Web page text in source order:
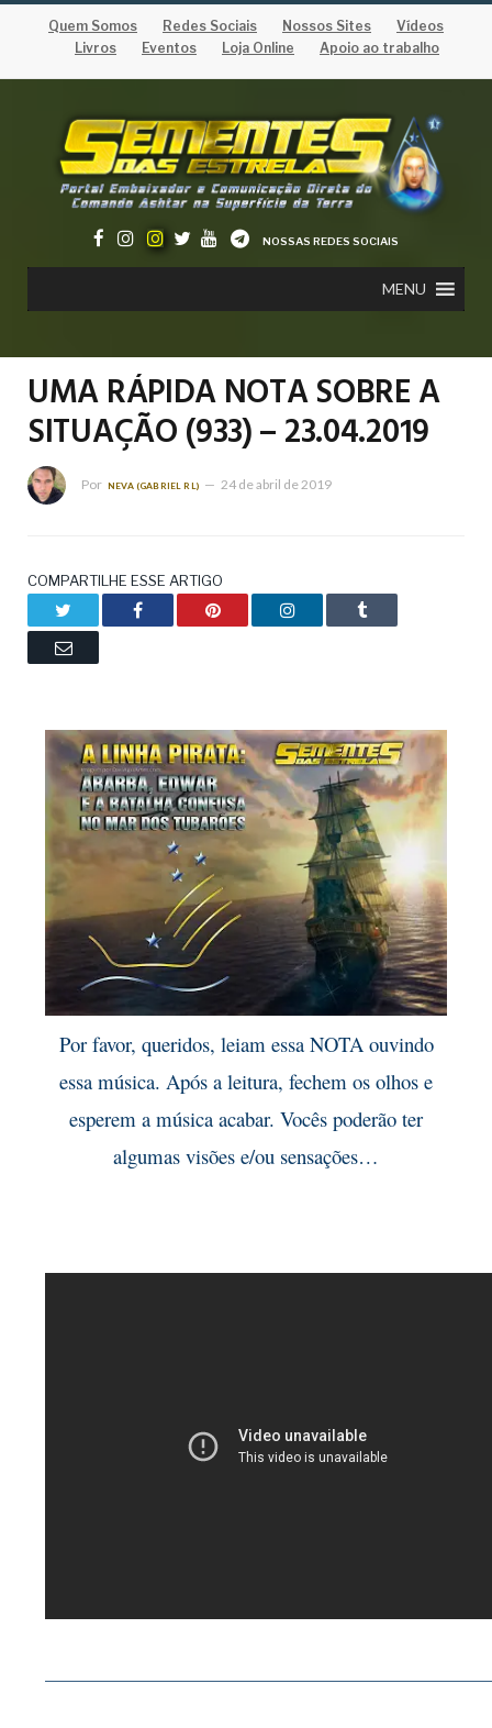
Quem Somos Redes Sociais Nossos Sites
Vídeos
Livros
Eventos Loja Online Apoio ao trabalho
NOSSAS REDES SOCIAIS
MENU
UMA RÁPIDA NOTA SOBRE A
SITUAÇÃO (933) – 23.04.2019
Por NEVA (GABRIEL RL) 24 de abril de 2019
COMPARTILHE ESSE ARTIGO
Facebook Pinterest LinkedIn Tumblr
Email
Por favor, queridos, leiam essa NOTA ouvindo
essa música. Após a leitura, fechem os olhos e
esperem a música acabar. Vocês poderão ter
algumas visões e/ou sensações…